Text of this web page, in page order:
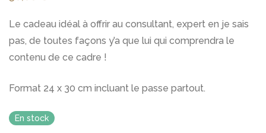
Le cadeau idéal à offrir au consultant, expert en je sais
pas, de toutes façons y’a que lui qui comprendra le
contenu de ce cadre !
Format 24 x 30 cm incluant le passe partout.
En stock